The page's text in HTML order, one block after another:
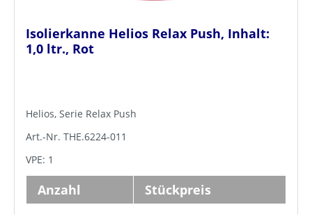
Isolierkanne Helios Relax Push, Inhalt:
1,0 ltr., Rot
Helios, Serie Relax Push
Art.-Nr. THE.6224-011
VPE: 1
Anzahl Stückpreis